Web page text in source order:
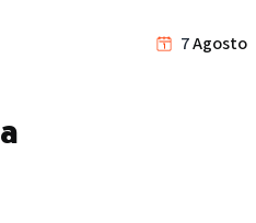
7Agosto